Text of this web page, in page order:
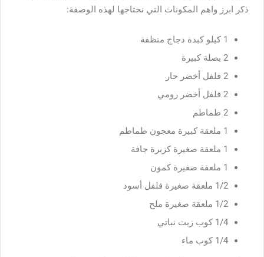
ذكر ابرز واهم المكونات التي نحتاجها لهذه الوصفة:
1 كيلو كبدة دجاج منظفة
2 بصلة كبيرة
2 فلفل أخضر حار
2 فلفل أخضر رومي
2 طماطم
1 ملعقة كبيرة معجون طماطم
1 ملعقة صغيرة كزبرة جافة
1 ملعقة صغيرة كمون
1/2 ملعقة صغيرة فلفل أسود
1/2 ملعقة صغيرة ملح
1/4 كوب زيت نباتي
1/4 كوب ماء